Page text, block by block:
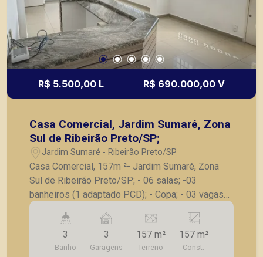
R$ 5.500,00 L R$ 690.000,00 V
Casa Comercial, Jardim Sumaré, Zona
Sul de Ribeirão Preto/SP;
Jardim Sumaré - Ribeirão Preto/SP
Casa Comercial, 157m ²- Jardim Sumaré, Zona
Sul de Ribeirão Preto/SP; - 06 salas; -03
banheiros (1 adaptado PCD); - Copa; - 03 vagas
de garagem frontais; - rampa de acesso. A
Piramid tem como objetivo atender seus clientes
com agilidade e segurança, em locação, vendas
de imóveis prontos, usados ou mesmo nos
3
Banho
3
Garagens
157 m²
Terreno
157 m²
Const.